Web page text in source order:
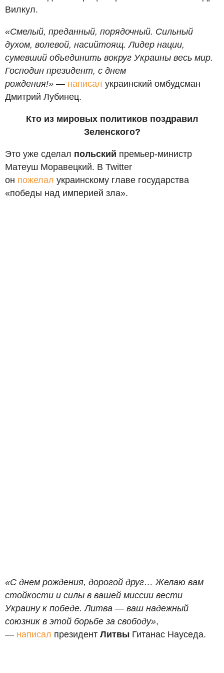
Вилкул.
«Смелый, преданный, порядочный. Сильный
духом, волевой, насийтоящ. Лидер нации,
сумевший объединить вокруг Украины весь мир.
Господин президент, с днем
рождения!» — написал украинский омбудсман
Дмитрий Лубинец.
Кто из мировых политиков поздравил
Зеленского?
Это уже сделал польский премьер-министр
Матеуш Моравецкий. В Twitter
он пожелал украинскому главе государства
«победы над империей зла».
«С днем рождения, дорогой друг… Желаю вам
стойкости и силы в вашей миссии вести
Украину к победе. Литва — ваш надежный
союзник в этой борьбе за свободу»,
— написал президент Литвы Гитанас Науседа.